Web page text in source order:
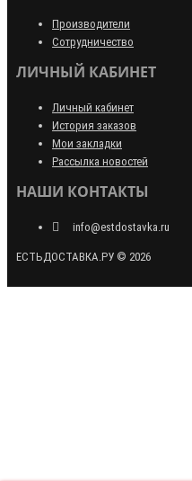
Производители
Сотрудничество
ЛИЧНЫЙ КАБИНЕТ
Личный кабинет
История заказов
Мои закладки
Рассылка новостей
НАШИ КОНТАКТЫ
info@estdostavka.ru
ЕСТЬДОСТАВКА.РУ © 2026